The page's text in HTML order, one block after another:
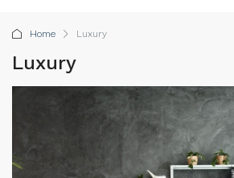
Home Luxury
Luxury